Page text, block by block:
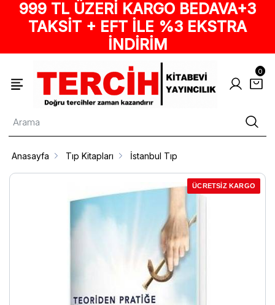
999 TL ÜZERİ KARGO BEDAVA+3
TAKSİT + EFT İLE %3 EKSTRA
İNDİRİM
0
Anasayfa Tıp Kitapları İstanbul Tıp
ÜCRETSİZ KARGO